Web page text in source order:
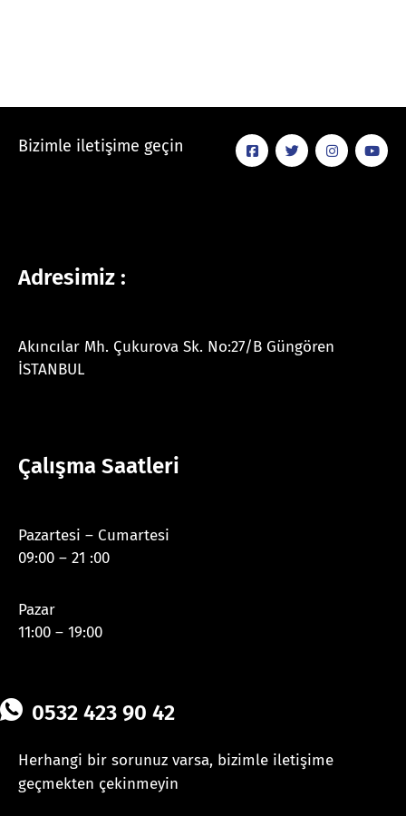
Bizimle iletişime geçin
Adresimiz :
Akıncılar Mh. Çukurova Sk. No:27/B Güngören
İSTANBUL
Çalışma Saatleri
Pazartesi – Cumartesi
09:00 – 21 :00
Pazar
11:00 – 19:00
0532 423 90 42
Herhangi bir sorunuz varsa, bizimle iletişime
geçmekten çekinmeyin